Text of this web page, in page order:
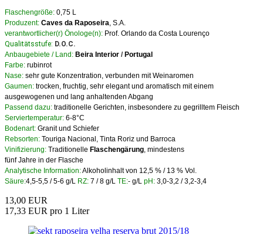
Flaschengröße: 0,75 L
Produzent: Caves da Raposeira, S.A.
verantwortlicher(r) Önologe(n): Prof. Orlando da Costa Lourenço
Qualitätsstufe: D.O.C.
Anbaugebiete / Land: Beira Interior / Portugal
Farbe: rubinrot
Nase: sehr gute Konzentration, verbunden mit Weinaromen
Gaumen: trocken, fruchtig, sehr elegant und aromatisch mit einem
ausgewogenen und lang anhaltenden Abgang
Passend dazu: traditionelle Gerichten, insbesondere zu gegrilltem Fleisch
Serviertemperatur: 6-8°C
Bodenart: Granit und Schiefer
Rebsorten: Touriga Nacional, Tinta Roriz und Barroca
Vinifizierung: Traditionelle Flaschengärung, mindestens
fünf Jahre in der Flasche
Analytische Information:Alkoholinhalt von 12,5 % / 13 % Vol.
Säure:4,5-5,5 / 5-6 g/L RZ: 7 / 8 g/L TE:- g/L pH: 3,0-3,2 / 3,2-3,4
13,00 EUR
17,33 EUR pro 1 Liter